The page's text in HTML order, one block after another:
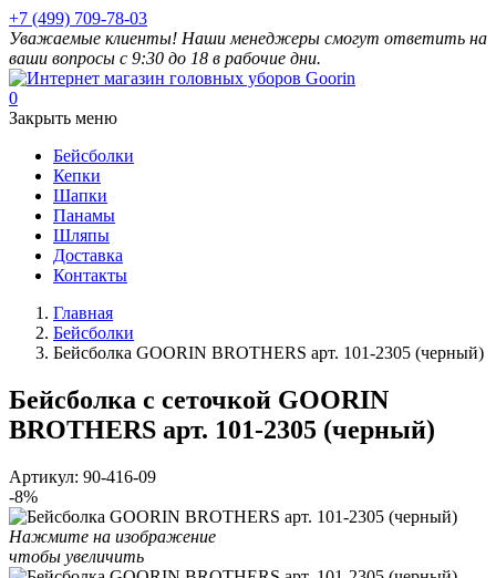
+7 (499) 709-78-03
Уважаемые клиенты! Наши менеджеры смогут ответить на
ваши вопросы с 9:30 до 18 в рабочие дни.
0
Закрыть меню
Бейсболки
Кепки
Шапки
Панамы
Шляпы
Доставка
Контакты
Главная
Бейсболки
Бейсболка GOORIN BROTHERS арт. 101-2305 (черный)
Бейсболка с сеточкой GOORIN
BROTHERS арт. 101-2305 (черный)
Артикул: 90-416-09
-8%
Нажмите на изображение
чтобы увеличить